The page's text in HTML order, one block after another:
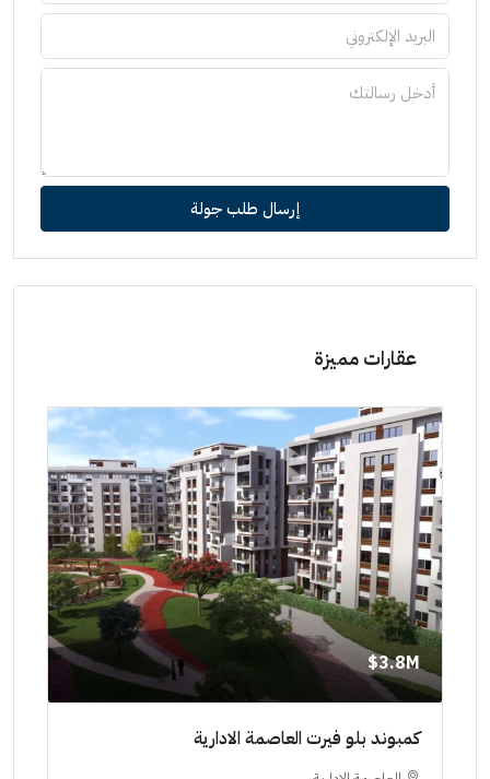
إرسال طلب جولة
عقارات مميزة
3.8M$
كمبوند بلو فيرت العاصمة الادارية